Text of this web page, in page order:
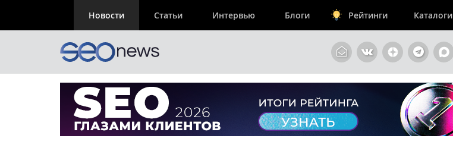
Новости Статьи Интервью Блоги Рейтинги Каталоги